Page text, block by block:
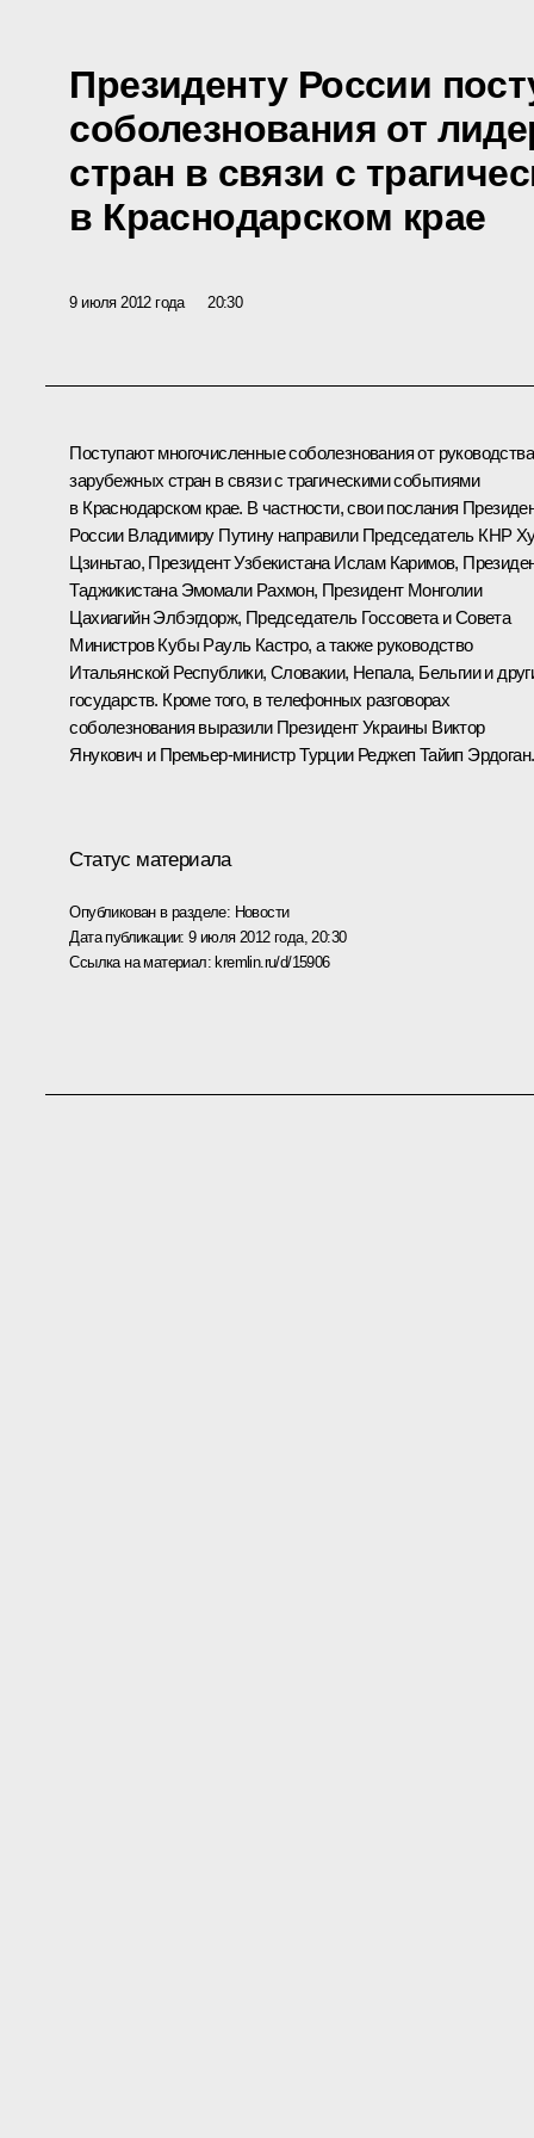
Президенту России
соболезнования от
стран в связи с
в Краснодарском крае
9 июля 2012 года 20:30
Поступают многочисленные соболезнования от руководства
зарубежных стран в связи с трагическими событиями
в Краснодарском крае. В частности, свои послания
России Владимиру Путину направили Председатель КНР
Цзиньтао, Президент Узбекистана Ислам Каримов,
Таджикистана Эмомали Рахмон, Президент Монголии
Цахиагийн Элбэгдорж, Председатель Госсовета и Совета
Министров Кубы Рауль Кастро, а также руководство
Итальянской Республики, Словакии, Непала, Бельгии и
государств. Кроме того, в телефонных разговорах
соболезнования выразили Президент Украины Виктор
Янукович и Премьер-министр Турции Реджеп Тайип Эрдоган.
Статус материала
Опубликован в разделе: Новости
Дата публикации:9 июля 2012 года, 20:30
Ссылка на материал:kremlin.ru/d/15906